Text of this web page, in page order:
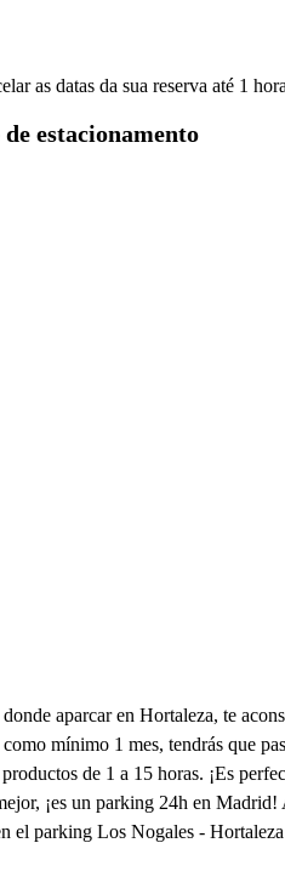
as datas da sua reserva até 1
estacionamento
aparcar en Hortaleza, te
mínimo 1 mes, tendrás que
de 1 a 15 horas. ¡Es
¡es un parking 24h en Madrid!
el parking Los Nogales -